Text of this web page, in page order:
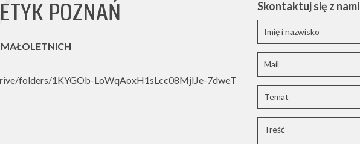
POZNAŃ
folders/1KYGOb-LoWqAoxH1sLcc08MjIJe-7dweT
Skontaktuj się z nami